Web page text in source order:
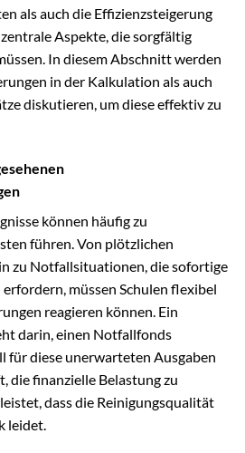
als auch die Effizienzsteigerung
Aspekte, die sorgfältig
In diesem Abschnitt werden
in der Kalkulation als auch
diskutieren, um diese effektiv zu
können häufig zu
führen. Von plötzlichen
zu Notfallsituationen, die sofortige
müssen Schulen flexibel
reagieren können. Ein
darin, einen Notfallfonds
für diese unerwarteten Ausgaben
die finanzielle Belastung zu
dass die Reinigungsqualität
leidet.